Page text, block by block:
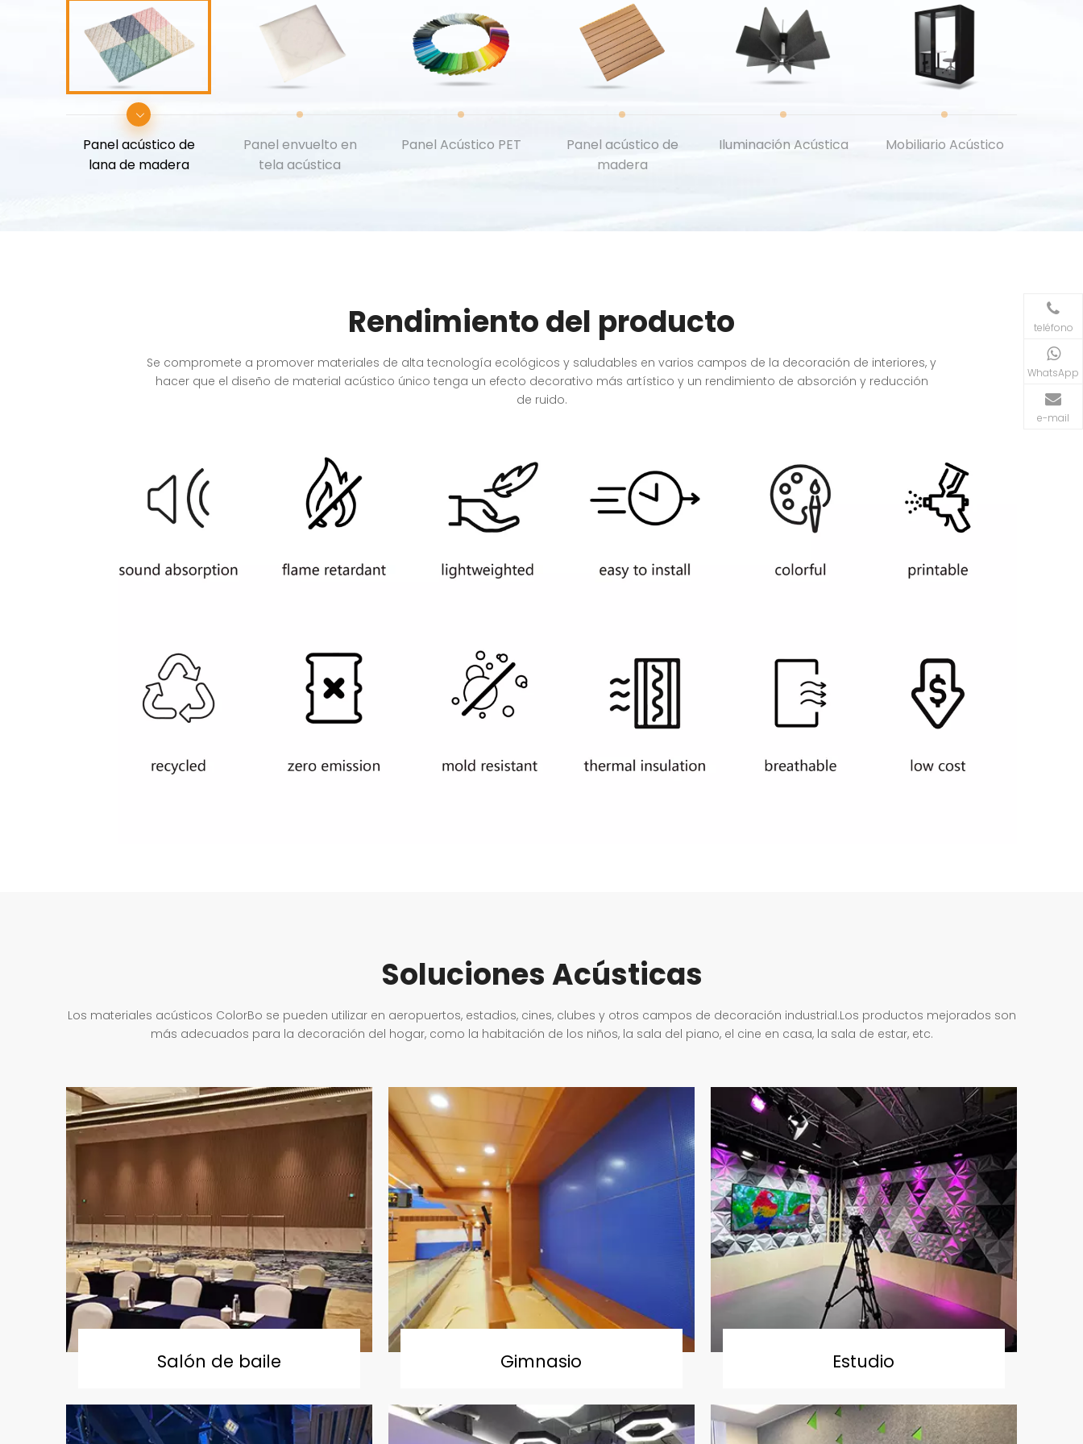
Panel acústico de
lana de madera
Panel envuelto en
tela acústica
Panel Acústico PET
Panel acústico de
madera
Iluminación Acústica Mobiliario Acústico
Rendimiento del producto
Se compromete a promover materiales de alta tecnología ecológicos y saludables en varios campos de la decoración de interiores, y
hacer que el diseño de material acústico único tenga un efecto decorativo más artístico y un rendimiento de absorción y reducción
de ruido.
Soluciones Acústicas
Los materiales acústicos ColorBo se pueden utilizar en aeropuertos, estadios, cines, clubes y otros campos de decoración industrial.Los productos mejorados son
más adecuados para la decoración del hogar, como la habitación de los niños, la sala del piano, el cine en casa, la sala de estar, etc.
Salón de baile
Leer Más
Gimnasio
Leer Más
Estudio
Leer Más
teléfono
WhatsApp
e-mail